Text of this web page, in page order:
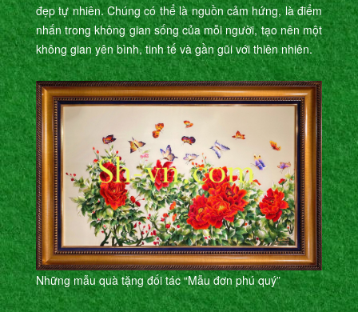
đẹp tự nhiên. Chúng có thể là nguồn cảm hứng, là điểm
nhấn trong không gian sống của mỗi người, tạo nên một
không gian yên bình, tinh tế và gần gũi với thiên nhiên.
Những mẫu quà tặng đối tác “Mẫu đơn phú quý”